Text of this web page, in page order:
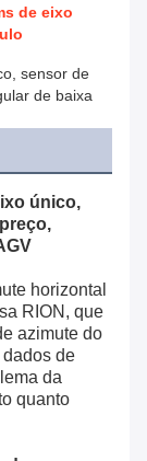
de eixo
sensor de
de baixa
único,
horizontal
RION, que
azimute do
dados de
da
quanto